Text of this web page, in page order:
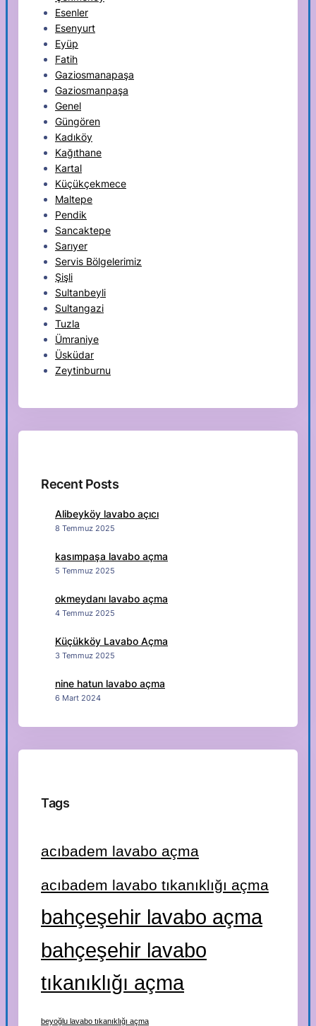
Esenler
Esenyurt
Eyüp
Fatih
Gaziosmanapaşa
Gaziosmanpaşa
Genel
Güngören
Kadıköy
Kağıthane
Kartal
Küçükçekmece
Maltepe
Pendik
Sancaktepe
Sarıyer
Servis Bölgelerimiz
Şişli
Sultanbeyli
Sultangazi
Tuzla
Ümraniye
Üsküdar
Zeytinburnu
Recent Posts
Alibeyköy lavabo açıcı
8 Temmuz 2025
kasımpaşa lavabo açma
5 Temmuz 2025
okmeydanı lavabo açma
4 Temmuz 2025
Küçükköy Lavabo Açma
3 Temmuz 2025
nine hatun lavabo açma
6 Mart 2024
Tags
acıbadem lavabo açma
acıbadem lavabo tıkanıklığı açma
bahçeşehir lavabo açma
bahçeşehir lavabo
tıkanıklığı açma
beyoğlu lavabo tıkanıklığı açma